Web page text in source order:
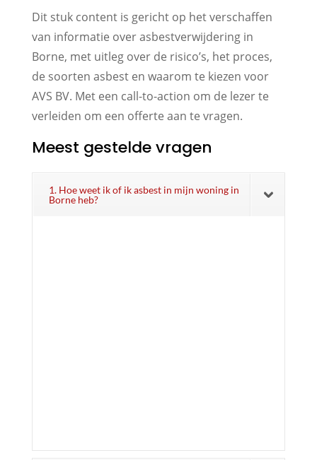
Dit stuk content is gericht op het verschaffen
van informatie over asbestverwijdering in
Borne, met uitleg over de risico’s, het proces,
de soorten asbest en waarom te kiezen voor
AVS BV. Met een call-to-action om de lezer te
verleiden om een offerte aan te vragen.
Meest gestelde vragen
1. Hoe weet ik of ik asbest in mijn woning in
Borne heb?